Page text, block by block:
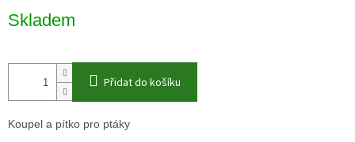
cena:
Skladem
Přidat do košíku
Koupel a pítko pro ptáky